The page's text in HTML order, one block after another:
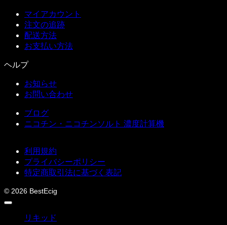
マイアカウント
注文の追跡
配送方法
お支払い方法
ヘルプ
お知らせ
お問い合わせ
ブログ
ニコチン・ニコチンソルト 濃度計算機
利用規約
プライバシーポリシー
特定商取引法に基づく表記
© 2026 BestEcig
リキッド